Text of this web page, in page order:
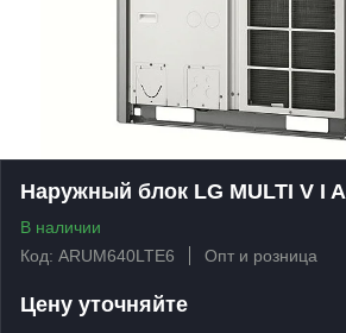
Наружный блок LG MULTI V I
В наличии
Код: ARUM640LTE6
Опт и розница
Цену уточняйте